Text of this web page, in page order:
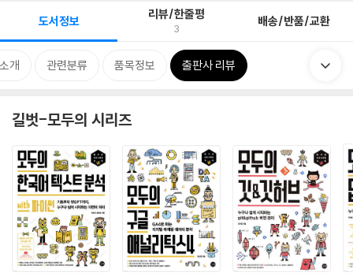
도서정보 리뷰/한줄평
3 배송/반품/교환
개 관련분류 품목정보 출판사 리뷰
길벗-모두의 시리즈